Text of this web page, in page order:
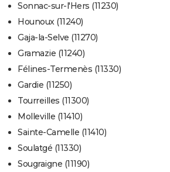
Sonnac-sur-l'Hers (11230)
Hounoux (11240)
Gaja-la-Selve (11270)
Gramazie (11240)
Félines-Termenès (11330)
Gardie (11250)
Tourreilles (11300)
Molleville (11410)
Sainte-Camelle (11410)
Soulatgé (11330)
Sougraigne (11190)